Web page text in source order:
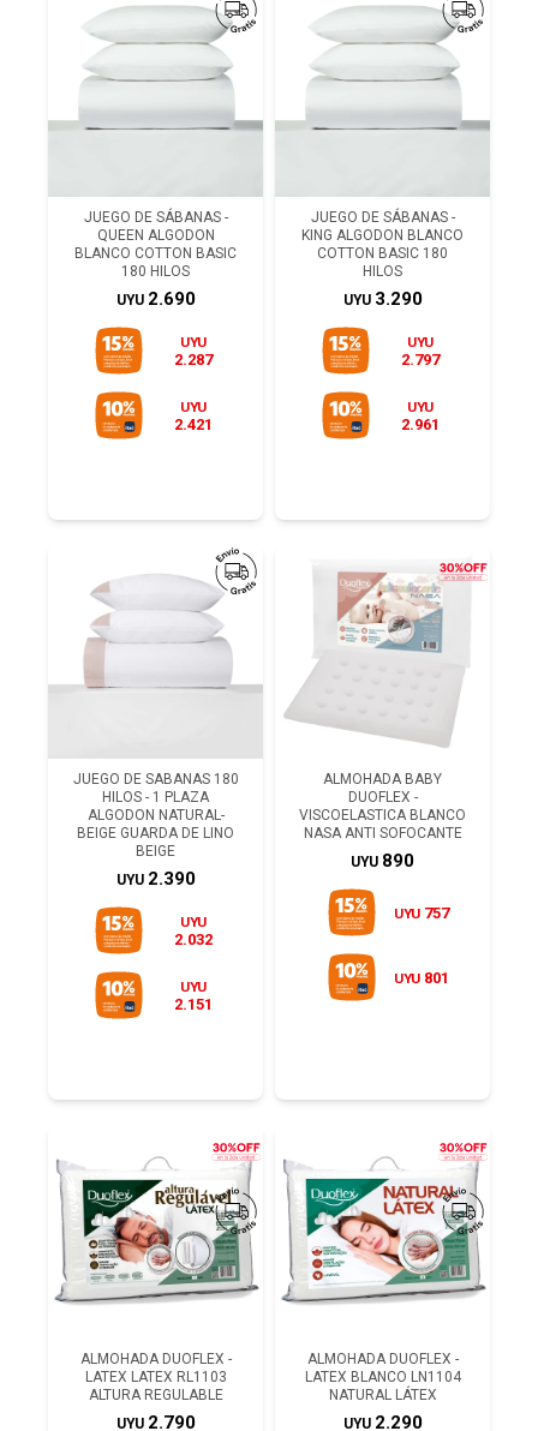
JUEGO DE SÁBANAS -
QUEEN ALGODON
BLANCO COTTON BASIC
180 HILOS
UYU 2.690
UYU
2.287
UYU
2.421
JUEGO DE SÁBANAS -
KING ALGODON BLANCO
COTTON BASIC 180
HILOS
UYU 3.290
UYU
2.797
UYU
2.961
JUEGO DE SABANAS 180
HILOS - 1 PLAZA
ALGODON NATURAL-
BEIGE GUARDA DE LINO
BEIGE
UYU 2.390
UYU
2.032
UYU
2.151
ALMOHADA BABY
DUOFLEX -
VISCOELASTICA BLANCO
NASA ANTI SOFOCANTE
UYU 890
UYU 757
UYU 801
ALMOHADA DUOFLEX -
LATEX LATEX RL1103
ALTURA REGULABLE
UYU 2.790
ALMOHADA DUOFLEX -
LATEX BLANCO LN1104
NATURAL LÁTEX
UYU 2.290